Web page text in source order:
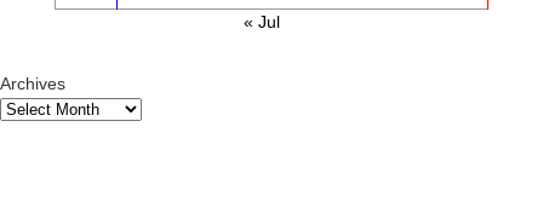
« Jul
Archives